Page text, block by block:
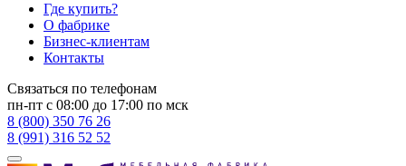
Где купить?
О фабрике
Бизнес-клиентам
Контакты
Связаться по телефонам
пн-пт с 08:00 до 17:00 по мск
8 (800) 350 76 26
8 (991) 316 52 52